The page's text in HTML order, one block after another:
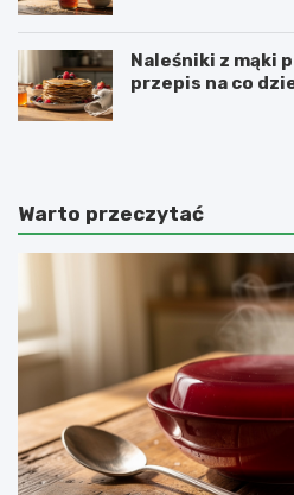
Naleśniki z mąki
przepis na co
Warto przeczytać